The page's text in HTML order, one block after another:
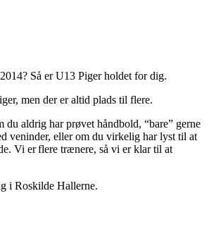
Så er U13 Piger holdet for dig.
men der er altid plads til flere.
du aldrig har prøvet håndbold, “bare” gerne
veninder, eller om du virkelig har lyst til at
Vi er flere trænere, så vi er klar til at
i Roskilde Hallerne.